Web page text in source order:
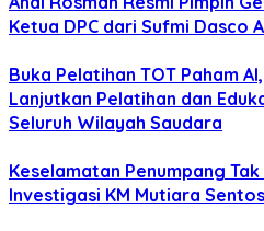
Ketua DPC dari Sufmi Dasco
Buka Pelatihan TOT Paham
Lanjutkan Pelatihan dan
Seluruh Wilayah Saudara
Keselamatan Penumpang
Investigasi KM Mutiara